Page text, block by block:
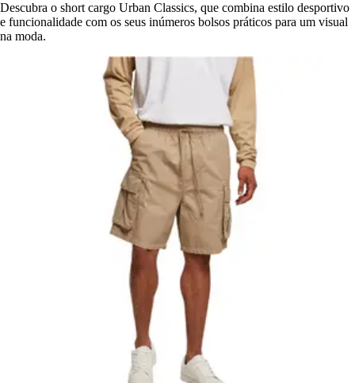
Descubra o short cargo Urban Classics, que combina estilo desportivo
e funcionalidade com os seus inúmeros bolsos práticos para um visual
na moda.